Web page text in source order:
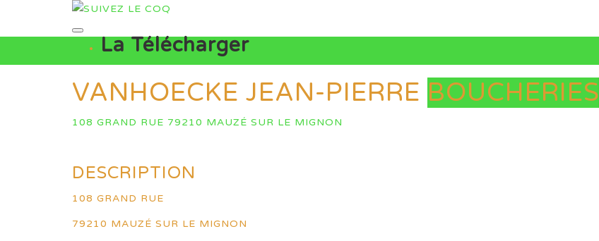
La Télécharger
VANHOECKE JEAN-PIERRE BOUCHERIES
108 GRAND RUE 79210 MAUZÉ SUR LE MIGNON
DESCRIPTION
108 GRAND RUE
79210 MAUZÉ SUR LE MIGNON